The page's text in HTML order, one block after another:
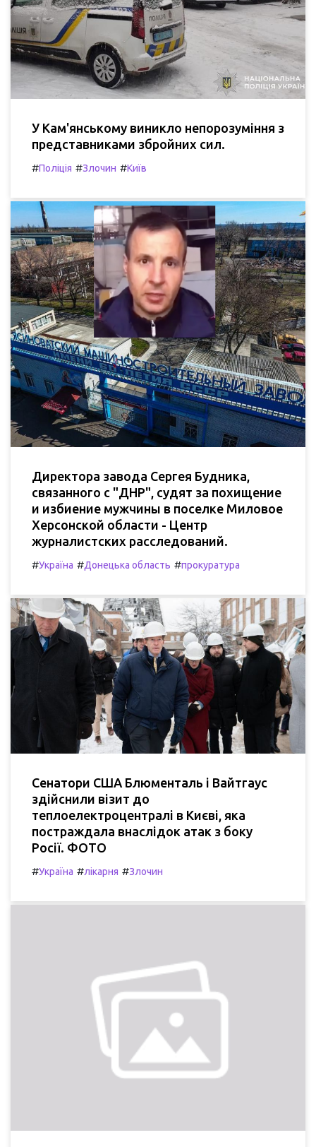
У Кам'янському виникло непорозуміння з
представниками збройних сил.
#Поліція #Злочин #Київ
Директора завода Сергея Будника,
связанного с "ДНР", судят за похищение
и избиение мужчины в поселке Миловое
Херсонской области - Центр
журналистских расследований.
#Україна #Донецька область #прокуратура
Сенатори США Блюменталь і Вайтгаус
здійснили візит до
теплоелектроцентралі в Києві, яка
постраждала внаслідок атак з боку
Росії. ФОТО
#Україна #лікарня #Злочин